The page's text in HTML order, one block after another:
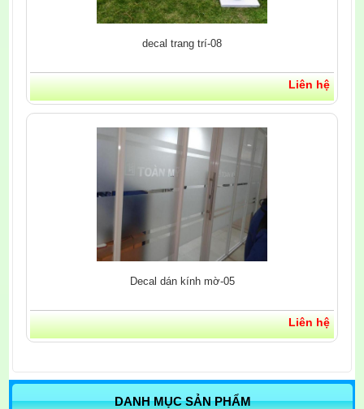
decal trang trí-08
Liên hệ
Decal dán kính mờ-05
Liên hệ
DANH MỤC SẢN PHẨM